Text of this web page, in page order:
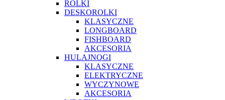
ROLKI
DESKOROLKI
KLASYCZNE
LONGBOARD
FISHBOARD
AKCESORIA
HULAJNOGI
KLASYCZNE
ELEKTRYCZNE
WYCZYNOWE
AKCESORIA